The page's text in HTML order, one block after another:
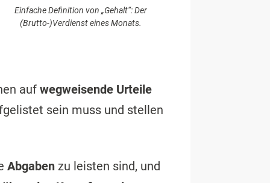
Einfache Definition von „Gehalt“: Der
(Brutto-)Verdienst eines Monats.
auf wegweisende Urteile
sein muss und stellen
Abgaben zu leisten sind, und